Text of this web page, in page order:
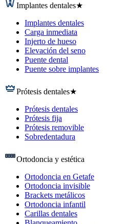
Implantes dentales★
Implantes dentales
Carga inmediata
Injerto de hueso
Elevación del seno
Puente dental
Puente sobre implantes
Prótesis dentales★
Prótesis dentales
Prótesis fija
Prótesis removible
Sobredentadura
Ortodoncia y estética
Ortodoncia en Getafe
Ortodoncia invisible
Brackets metálicos
Ortodoncia infantil
Carillas dentales